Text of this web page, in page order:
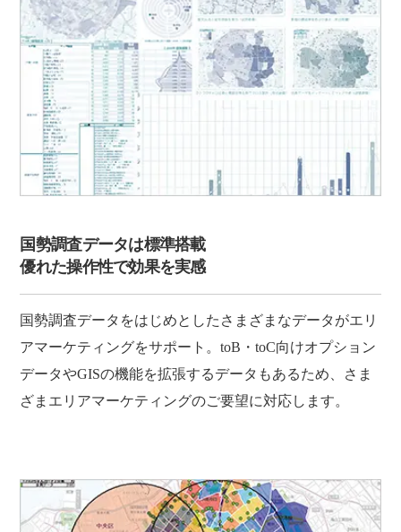
国勢調査データは標準搭載
優れた操作性で効果を実感
国勢調査データをはじめとしたさまざまなデータがエリ
アマーケティングをサポート。toB・toC向けオプション
データやGISの機能を拡張するデータもあるため、さま
ざまエリアマーケティングのご要望に対応します。